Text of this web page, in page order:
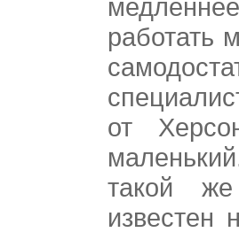
работать
от
такой